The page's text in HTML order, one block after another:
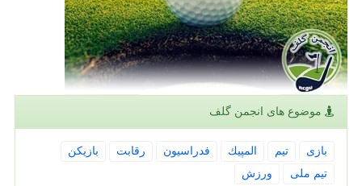
موضوع های انجمن گلف
بازی تیم المپیك فدراسیون رقابت
بازیكن
تیم ملی
ورزش